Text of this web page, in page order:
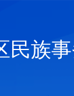
民族